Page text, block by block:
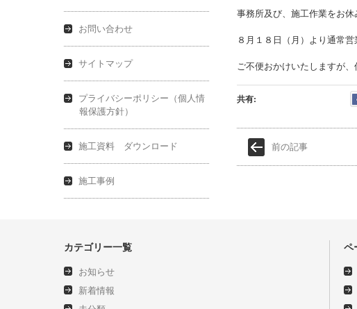
事務所及び、施工作業をお休
８月１８日（月）より通常営
ご不便おかけいたしますが
共有:
前の記事
お問い合わせ
サイトマップ
プライバシーポリシー（個人情
報保護方針）
施工資料 ダウンロード
施工事例
カテゴリー一覧
お知らせ
新着情報
ペ